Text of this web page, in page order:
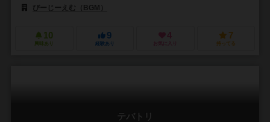
びーじーえむ（BGM）
10
興味あり
9
経験あり
4
お気に入り
7
持ってる
テバトリ